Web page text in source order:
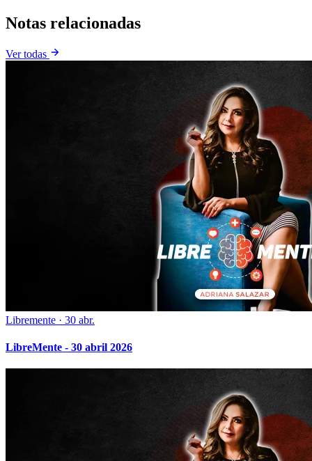
Notas relacionadas
Ver todas
Libremente · 30 abr.
LibreMente - 30 abril 2026